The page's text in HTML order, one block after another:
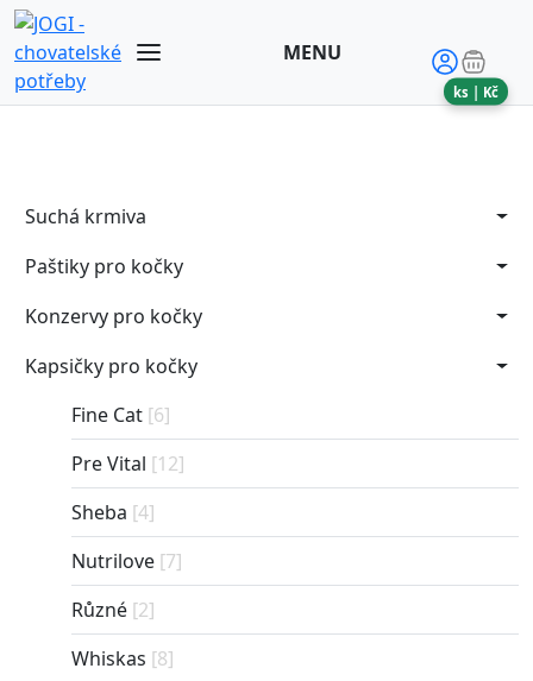
MENU
ks | Kč
Suchá krmiva
Paštiky pro kočky
Konzervy pro kočky
Kapsičky pro kočky
Fine Cat [6]
Pre Vital [12]
Sheba [4]
Nutrilove [7]
Různé [2]
Whiskas [8]